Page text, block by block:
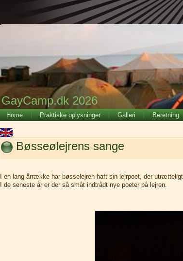
GayCamp.dk 2026
Home Praktiske oplysninger Galleri Beretning
Bøsseølejrens sange
I en lang årrække har bøsselejren haft sin lejrpoet, der utrætteligt
I de seneste år er der så småt indtrådt nye poeter på lejren.